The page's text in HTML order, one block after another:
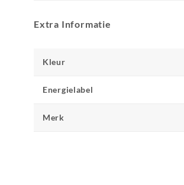
Extra Informatie
Kleur
Energielabel
Merk